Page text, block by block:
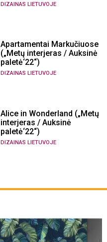
DIZAINAS LIETUVOJE
Apartamentai Markučiuose
(„Metų interjeras / Auksinė
paletė‘22“)
DIZAINAS LIETUVOJE
Alice in Wonderland („Metų
interjeras / Auksinė
paletė‘22“)
DIZAINAS LIETUVOJE